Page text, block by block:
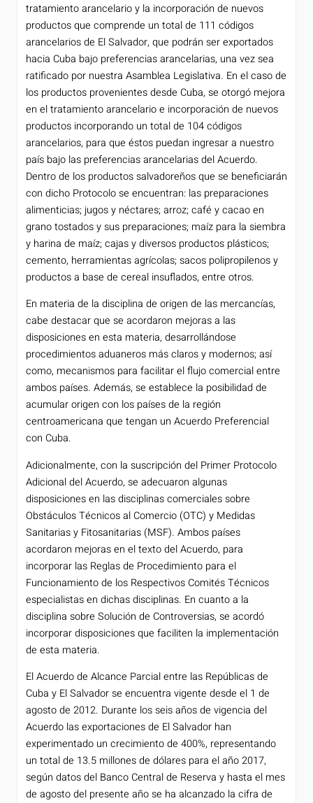
tratamiento arancelario y la incorporación de nuevos
productos que comprende un total de 111 códigos
arancelarios de El Salvador, que podrán ser exportados
hacia Cuba bajo preferencias arancelarias, una vez sea
ratificado por nuestra Asamblea Legislativa. En el caso de
los productos provenientes desde Cuba, se otorgó mejora
en el tratamiento arancelario e incorporación de nuevos
productos incorporando un total de 104 códigos
arancelarios, para que éstos puedan ingresar a nuestro
país bajo las preferencias arancelarias del Acuerdo.
Dentro de los productos salvadoreños que se beneficiarán
con dicho Protocolo se encuentran: las preparaciones
alimenticias; jugos y néctares; arroz; café y cacao en
grano tostados y sus preparaciones; maíz para la siembra
y harina de maíz; cajas y diversos productos plásticos;
cemento, herramientas agrícolas; sacos polipropilenos y
productos a base de cereal insuflados, entre otros.
En materia de la disciplina de origen de las mercancías,
cabe destacar que se acordaron mejoras a las
disposiciones en esta materia, desarrollándose
procedimientos aduaneros más claros y modernos; así
como, mecanismos para facilitar el flujo comercial entre
ambos países. Además, se establece la posibilidad de
acumular origen con los países de la región
centroamericana que tengan un Acuerdo Preferencial
con Cuba.
Adicionalmente, con la suscripción del Primer Protocolo
Adicional del Acuerdo, se adecuaron algunas
disposiciones en las disciplinas comerciales sobre
Obstáculos Técnicos al Comercio (OTC) y Medidas
Sanitarias y Fitosanitarias (MSF). Ambos países
acordaron mejoras en el texto del Acuerdo, para
incorporar las Reglas de Procedimiento para el
Funcionamiento de los Respectivos Comités Técnicos
especialistas en dichas disciplinas. En cuanto a la
disciplina sobre Solución de Controversias, se acordó
incorporar disposiciones que faciliten la implementación
de esta materia.
El Acuerdo de Alcance Parcial entre las Repúblicas de
Cuba y El Salvador se encuentra vigente desde el 1 de
agosto de 2012. Durante los seis años de vigencia del
Acuerdo las exportaciones de El Salvador han
experimentado un crecimiento de 400%, representando
un total de 13.5 millones de dólares para el año 2017,
según datos del Banco Central de Reserva y hasta el mes
de agosto del presente año se ha alcanzado la cifra de